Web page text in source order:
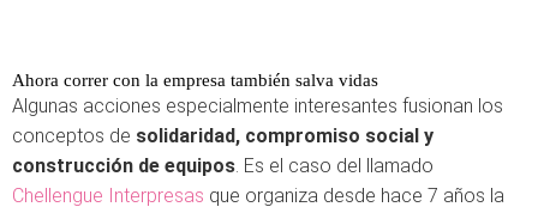
Ahora correr con la empresa también salva vidas
Algunas acciones especialmente interesantes fusionan los
conceptos de solidaridad, compromiso social y
construcción de equipos. Es el caso del llamado
Chellengue Interpresas que organiza desde hace 7 años la